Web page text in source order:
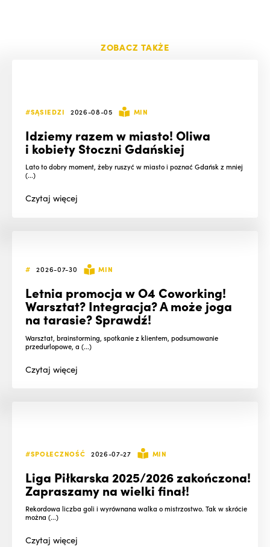
ZOBACZ TAKŻE
#SĄSIEDZI 2026-08-05 MIN
Idziemy razem w miasto! Oliwa
i kobiety Stoczni Gdańskiej
Lato to dobry moment, żeby ruszyć w miasto i poznać Gdańsk z mniej
(...)
Czytajwięcej
# 2026-07-30 MIN
Letnia promocja w O4 Coworking!
Warsztat? Integracja? A może joga
na tarasie? Sprawdź!
Warsztat, brainstorming, spotkanie z klientem, podsumowanie
przedurlopowe, a (...)
Czytajwięcej
#SPOŁECZNOŚĆ 2026-07-27 MIN
Liga Piłkarska 2025/2026 zakończona!
Zapraszamy na wielki finał!
Rekordowa liczba goli i wyrównana walka o mistrzostwo. Tak w skrócie
można (...)
Czytajwięcej